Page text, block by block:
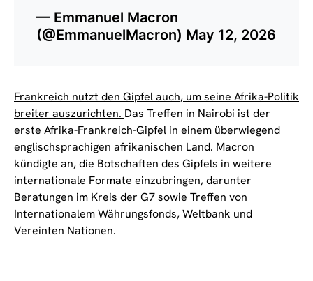
— Emmanuel Macron
(@EmmanuelMacron) May 12, 2026
Frankreich nutzt den Gipfel auch, um seine Afrika-Politik
breiter auszurichten. Das Treffen in Nairobi ist der
erste Afrika-Frankreich-Gipfel in einem überwiegend
englischsprachigen afrikanischen Land. Macron
kündigte an, die Botschaften des Gipfels in weitere
internationale Formate einzubringen, darunter
Beratungen im Kreis der G7 sowie Treffen von
Internationalem Währungsfonds, Weltbank und
Vereinten Nationen.